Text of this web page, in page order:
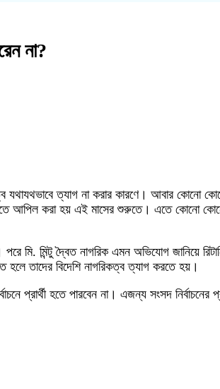
না?
যথাযথভাবে ত্যাগ না করার কারণে। আবার
আপিল করা হয় এই মাসের শুরুতে। এতে কোনো
মি. মিন্টু দ্বৈত নাগরিক এমন অভিযোগ জানিয়ে
হলে তাদের বিদেশি নাগরিকত্ব ত্যাগ করতে হয়।
প্রার্থী হতে পারবেন না। এজন্য সংসদ নির্বাচনের